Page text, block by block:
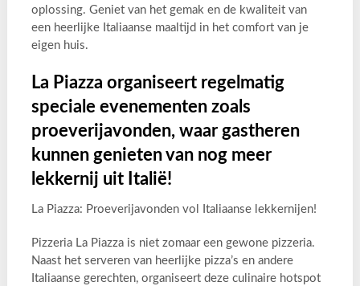
oplossing. Geniet van het gemak en de kwaliteit van
een heerlijke Italiaanse maaltijd in het comfort van je
eigen huis.
La Piazza organiseert regelmatig
speciale evenementen zoals
proeverijavonden, waar gastheren
kunnen genieten van nog meer
lekkernij uit Italië!
La Piazza: Proeverijavonden vol Italiaanse lekkernijen!
Pizzeria La Piazza is niet zomaar een gewone pizzeria.
Naast het serveren van heerlijke pizza’s en andere
Italiaanse gerechten, organiseert deze culinaire hotspot